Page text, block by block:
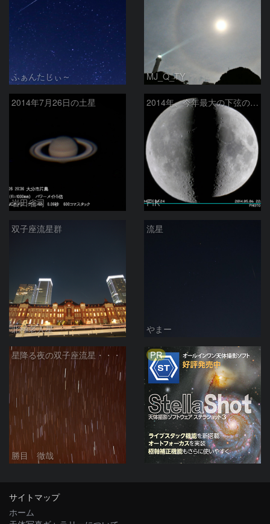
ふぁんたじぃ～ MJ_Q_TY
2014年7月26日の土星
岩田省司
2014年、今年最大の下弦の月、今年最小の上弦の月
FIK
双子座流星群
北極老人星
流星
やまー
星降る夜の双子座流星・・・
勝目 徹哉
PR
サイトマップ
ホーム